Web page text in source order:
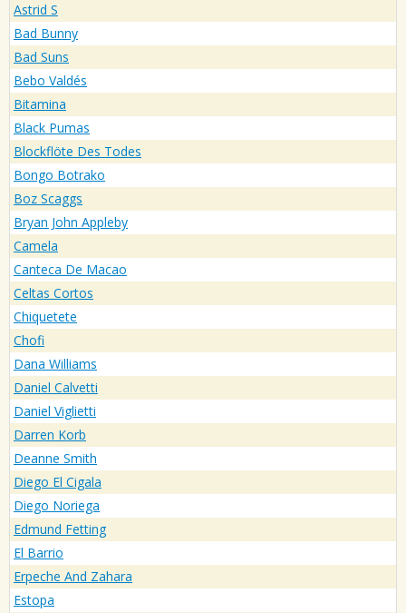
Astrid S
Bad Bunny
Bad Suns
Bebo Valdés
Bitamina
Black Pumas
Blockflöte Des Todes
Bongo Botrako
Boz Scaggs
Bryan John Appleby
Camela
Canteca De Macao
Celtas Cortos
Chiquetete
Chofi
Dana Williams
Daniel Calvetti
Daniel Viglietti
Darren Korb
Deanne Smith
Diego El Cigala
Diego Noriega
Edmund Fetting
El Barrio
Erpeche And Zahara
Estopa